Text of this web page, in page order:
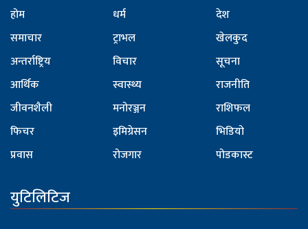
होम
समाचार
अन्तर्राष्ट्रिय
आर्थिक
जीवनशैली
फिचर
प्रवास
धर्म
ट्राभल
विचार
स्वास्थ्य
मनोरञ्जन
इमिग्रेसन
रोजगार
देश
खेलकुद
सूचना
राजनीति
राशिफल
भिडियो
पोडकास्ट
युटिलिटिज